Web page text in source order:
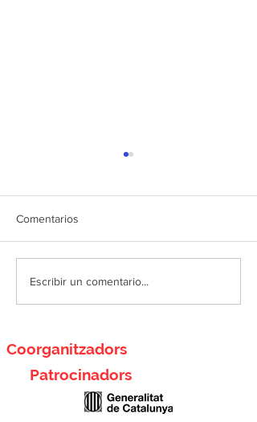
Activitat 01: Sons de
Comentarios
Escribir un comentario...
Coorganitzadors
Patrocinadors